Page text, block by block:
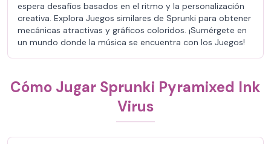
espera desafíos basados en el ritmo y la personalización
creativa. Explora Juegos similares de Sprunki para obtener
mecánicas atractivas y gráficos coloridos. ¡Sumérgete en
un mundo donde la música se encuentra con los Juegos!
Cómo Jugar Sprunki Pyramixed Ink
Virus